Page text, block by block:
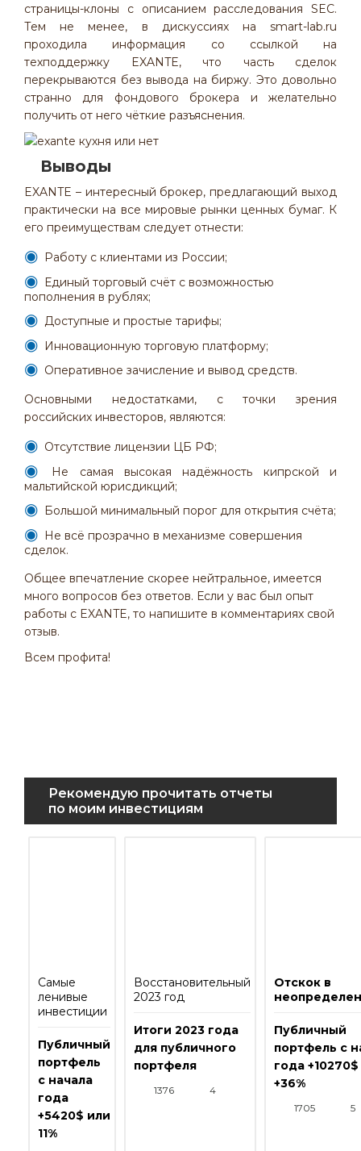
страницы-клоны с описанием расследования SEC.
Тем не менее, в дискуссиях на smart-lab.ru
проходила информация со ссылкой на
техподдержку EXANTE, что часть сделок
перекрываются без вывода на биржу. Это довольно
странно для фондового брокера и желательно
получить от него чёткие разъяснения.
Выводы
EXANTE – интересный брокер, предлагающий выход
практически на все мировые рынки ценных бумаг. К
его преимуществам следует отнести:
Работу с клиентами из России;
Единый торговый счёт с возможностью
пополнения в рублях;
Доступные и простые тарифы;
Инновационную торговую платформу;
Оперативное зачисление и вывод средств.
Основными недостатками, с точки зрения
российских инвесторов, являются:
Отсутствие лицензии ЦБ РФ;
Не самая высокая надёжность кипрской и
мальтийской юрисдикций;
Большой минимальный порог для открытия счёта;
Не всё прозрачно в механизме совершения
сделок.
Общее впечатление скорее нейтральное, имеется
много вопросов без ответов. Если у вас был опыт
работы с EXANTE, то напишите в комментариях свой
отзыв.
Всем профита!
Рекомендую прочитать отчеты
по моим инвестициям
Самые
ленивые
инвестиции
Публичный
портфель
с начала
года
+5420$ или
11%
Восстановительный
2023 год
Итоги 2023 года
для публичного
портфеля
1376 4
Отскок в
Публичный
портфель с
года
+36%
1705 5